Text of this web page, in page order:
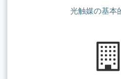
光触媒の基本